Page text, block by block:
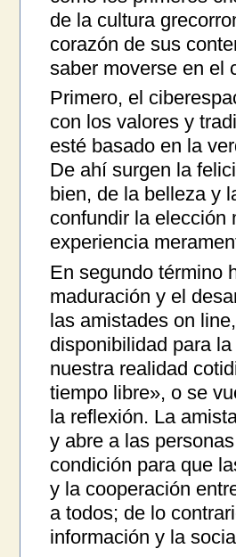
de la cultura
corazón de sus
saber moverse en el
Primero, el
con los valores y
esté basado en la
De ahí surgen la
bien, de la belleza y
confundir la elección
experiencia
En segundo término
maduración y el
las amistades on
disponibilidad para
nuestra realidad
tiempo libre», o se
la reflexión. La
y abre a las
condición para que
y la cooperación
a todos; de lo
información y la